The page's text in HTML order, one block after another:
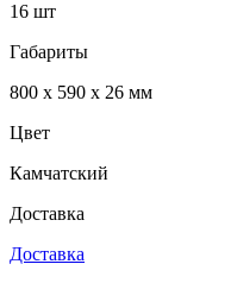
16 шт
Габариты
800 x 590 x 26 мм
Цвет
Камчатский
Доставка
Доставка